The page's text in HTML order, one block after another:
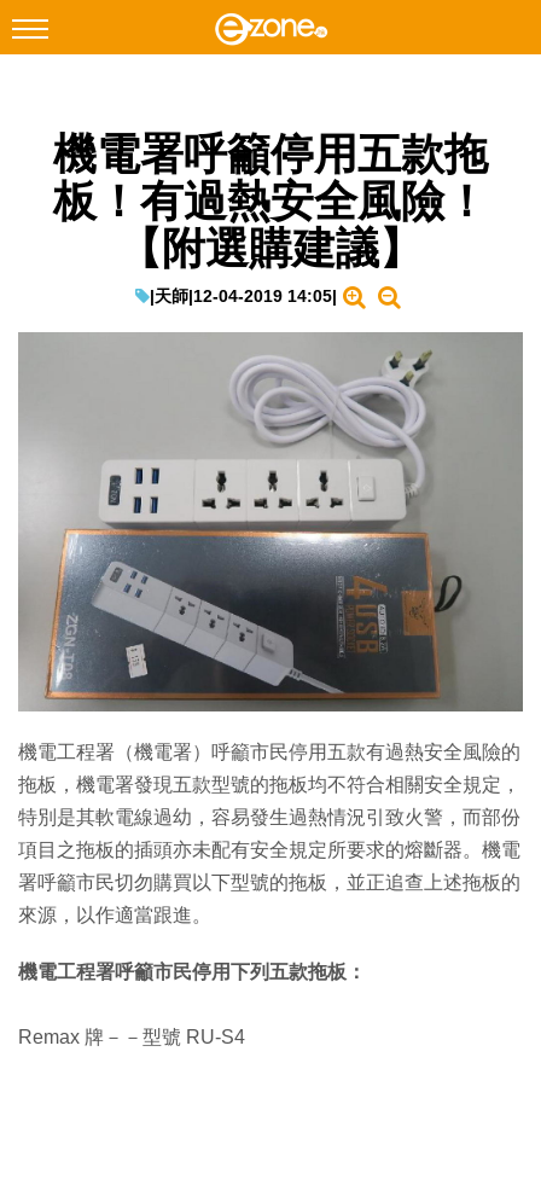
Facebook Instagram
科技焦點
教學評測
生成式AI與雲端應用
Enterprise Digital Transformation
機電署呼籲停用五款拖
板！有過熱安全風險！
【附選購建議】
|天師|12-04-2019 14:05|
機電工程署（機電署）呼籲市民停用五款有過熱安全風險的
拖板，機電署發現五款型號的拖板均不符合相關安全規定，
特別是其軟電線過幼，容易發生過熱情況引致火警，而部份
項目之拖板的插頭亦未配有安全規定所要求的熔斷器。機電
署呼籲市民切勿購買以下型號的拖板，並正追查上述拖板的
來源，以作適當跟進。
機電工程署呼籲市民停用下列五款拖板：
Remax 牌－－型號 RU-S4